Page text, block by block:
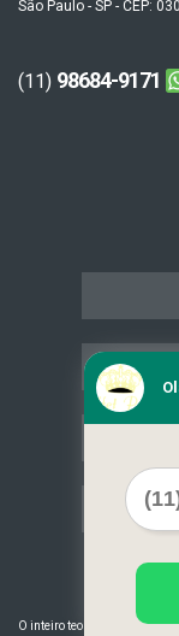
São Paulo - SP - CEP:
(11) 98684-9171
O inteiro teor deste site está